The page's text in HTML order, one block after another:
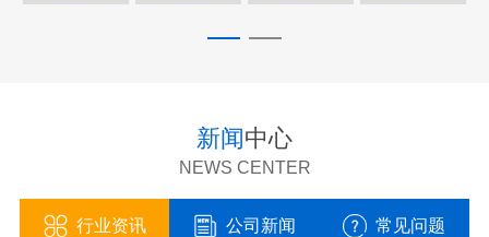
新闻中心
NEWS CENTER
行业资讯 公司新闻 常见问题